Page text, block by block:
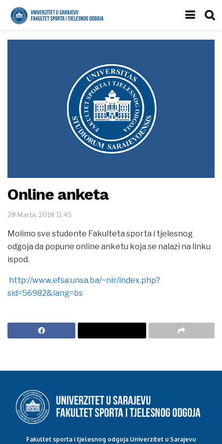
Online anketa
28 Marta, 2018 11:45
Molimo sve studente Fakulteta sporta i tjelesnog
odgoja da popune online anketu koja se nalazi na linku
ispod.
http://www.efsa.unsa.ba/~nir/index.php?
sid=56982&lang=bs
Fakultet sporta i tjelesnog odgoja Univerzitet u Sarajevu